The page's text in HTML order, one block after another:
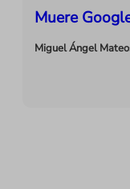
Muere
Miguel Ángel